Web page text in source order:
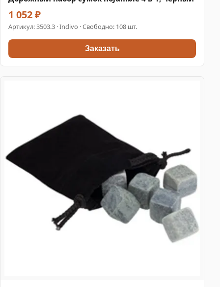
1 052 ₽
Артикул:3503.3 · Indivo · Свободно: 108 шт.
Заказать